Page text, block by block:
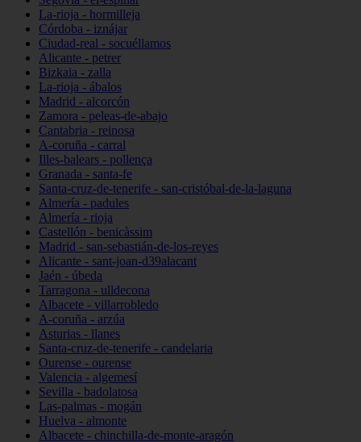
La-rioja - hormilleja
Córdoba - iznájar
Ciudad-real - socuéllamos
Alicante - petrer
Bizkaia - zalla
La-rioja - ábalos
Madrid - alcorcón
Zamora - peleas-de-abajo
Cantabria - reinosa
A-coruña - carral
Illes-balears - pollença
Granada - santa-fe
Santa-cruz-de-tenerife - san-cristóbal-de-la-laguna
Almería - padules
Almería - rioja
Castellón - benicàssim
Madrid - san-sebastián-de-los-reyes
Alicante - sant-joan-d39alacant
Jaén - úbeda
Tarragona - ulldecona
Albacete - villarrobledo
A-coruña - arzúa
Asturias - llanes
Santa-cruz-de-tenerife - candelaria
Ourense - ourense
Valencia - algemesí
Sevilla - badolatosa
Las-palmas - mogán
Huelva - almonte
Albacete - chinchilla-de-monte-aragón